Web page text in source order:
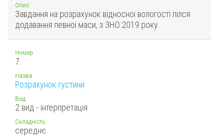
Опис
Завдання на розрахунок відносної вологості пілся
додавання певної маси, з ЗНО 2019 року.
Номер
7.
Назва
Розрахунок густини
Вид
2 вид - інтерпретація
Складність
середнє